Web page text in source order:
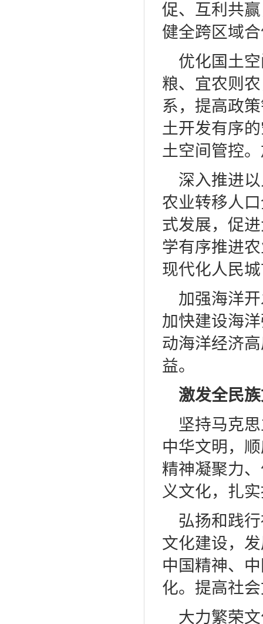
促、互利共
健全跨区域
优化国土
粮、宜农则
系，提高政
土开发有序
土空间管控
深入推进
农业转移人
式发展，促
学有序推进
现代化人民
加强海洋
加快建设海
动海洋经济
益。
激发全民
坚持马克
中华文明，
精神凝聚力
义文化，扎
弘扬和践
文化建设，
中国精神、
化。提高社
大力繁荣